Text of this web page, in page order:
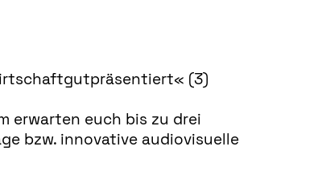
(3)
erwarten euch bis zu drei
bzw. innovative audiovisuelle